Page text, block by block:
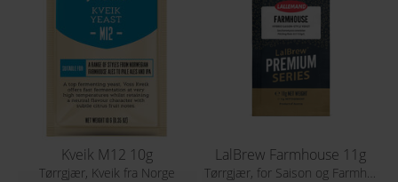
Kveik M12 10g
Tørrgjær, Kveik fra Norge
LalBrew Farmhouse 11g
Tørrgjær, for Saison og Farmhouse øl